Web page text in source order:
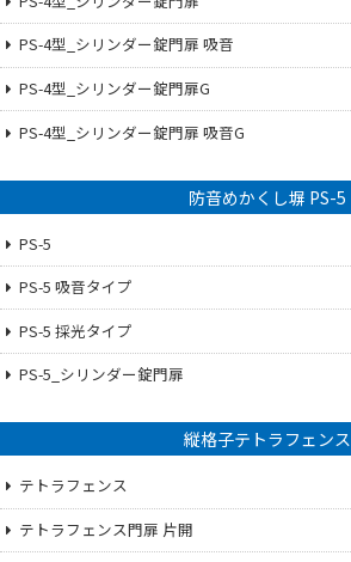
PS-4型_シリンダー錠門扉 吸音
PS-4型_シリンダー錠門扉G
PS-4型_シリンダー錠門扉 吸音G
防音めかくし塀 PS-5
PS-5
PS-5 吸音タイプ
PS-5 採光タイプ
PS-5_シリンダー錠門扉
縦格子テトラフェンス
テトラフェンス
テトラフェンス門扉 片開